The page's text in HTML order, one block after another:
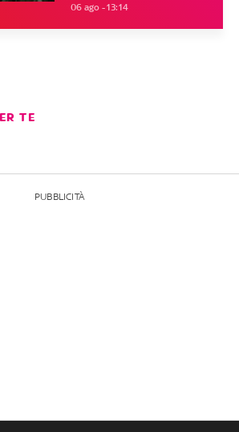
06 ago - 13:14
TE
PUBBLICITÀ